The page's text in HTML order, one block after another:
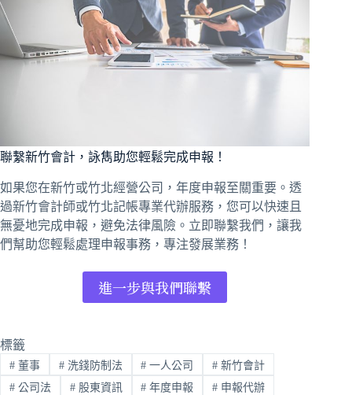
聯繫新竹會計，詠雋助您輕鬆完成申報！
如果您在新竹或竹北經營公司，年度申報至關重要。透
過新竹會計師或竹北記帳專業代辦服務，您可以快速且
無憂地完成申報，避免法律風險。 立即聯繫我們 ，讓我
們幫助您輕鬆處理申報事務，專注發展業務！
進一步與我們聯繫
標籤
#董事 #洗錢防制法 # 一人公司 # 新竹會計
#公司法 #股東資訊 # 年度申報 # 申報代辦